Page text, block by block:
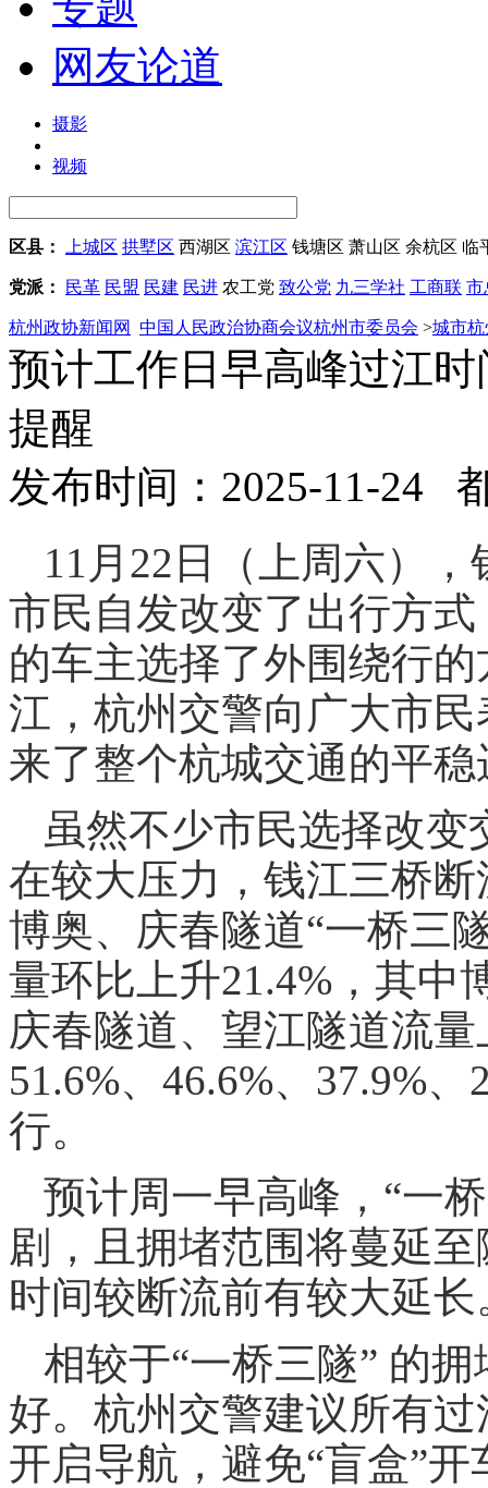
网友论道
摄影
视频
区县： 上城区 拱墅区 西湖区 滨江区 钱塘区 萧山区 余杭区 临
党派： 民革 民盟 民建 民进 农工党 致公党 九三学社 工商联 市
杭州政协新闻网 中国人民政治协商会议杭州市委员会 >城市杭
预计工作日早高峰过江
提醒
发布时间：2025-11-24
11月22日（上周六）
市民自发改变了出行方
的车主选择了外围绕行
江，杭州交警向广大市
来了整个杭城交通的平稳
虽然不少市民选择改
在较大压力，钱江三桥
博奥、庆春隧道“一桥三
量环比上升21.4%，其中
庆春隧道、望江隧道流
51.6%、46.6%、37.9%
行。
预计周一早高峰，“一
剧，且拥堵范围将蔓延
时间较断流前有较大延长
相较于“一桥三隧” 的
好。杭州交警建议所有
开启导航，避免“盲盒”